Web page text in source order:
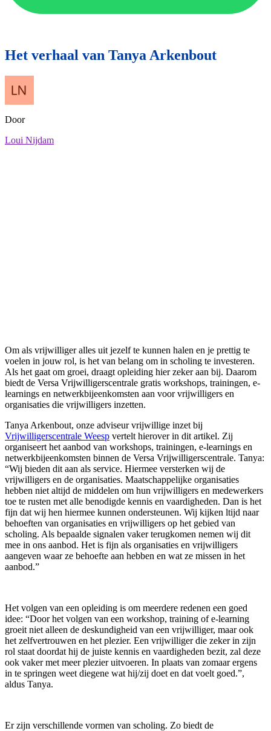
Het verhaal van Tanya Arkenbout
Door
Loui Nijdam
Om als vrijwilliger alles uit jezelf te kunnen halen en je prettig te
voelen in jouw rol, is het van belang om in scholing te investeren.
Als het gaat om groei, draagt opleiding hier zeker aan bij. Daarom
biedt de Versa Vrijwilligerscentrale gratis workshops, trainingen, e-
learnings en netwerkbijeenkomsten aan voor vrijwilligers en
organisaties die vrijwilligers inzetten.
Tanya Arkenbout, onze adviseur vrijwillige inzet bij
Vrijwilligerscentrale Weesp vertelt hierover in dit artikel. Zij
organiseert het aanbod van workshops, trainingen, e-learnings en
netwerkbijeenkomsten binnen de Versa Vrijwilligerscentrale. Tanya:
“Wij bieden dit aan als service. Hiermee versterken wij de
vrijwilligers en de organisaties. Maatschappelijke organisaties
hebben niet altijd de middelen om hun vrijwilligers en medewerkers
toe te rusten met alle benodigde kennis en vaardigheden. Dan is het
fijn dat wij hen hiermee kunnen ondersteunen. Wij kijken ltijd naar
behoeften van organisaties en vrijwilligers op het gebied van
scholing. Als bepaalde signalen vaker terugkomen nemen wij dit
mee in ons aanbod. Het is fijn als organisaties en vrijwilligers
aangeven waar ze behoefte aan hebben en wat ze missen in het
aanbod.”
Het volgen van een opleiding is om meerdere redenen een goed
idee: “Door het volgen van een workshop, training of e-learning
groeit niet alleen de deskundigheid van een vrijwilliger, maar ook
het zelfvertrouwen en het plezier. Een vrijwilliger die zeker in zijn
rol staat doordat hij de juiste kennis en vaardigheden bezit, zal deze
ook vaker met meer plezier uitvoeren. In plaats van zomaar ergens
in te springen weet diegene wat hij/zij doet en dat voelt goed.”,
aldus Tanya.
Er zijn verschillende vormen van scholing. Zo biedt de